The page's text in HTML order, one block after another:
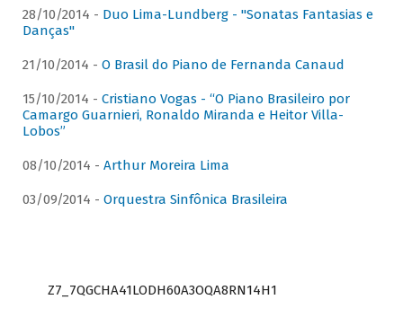
28/10/2014 - Duo Lima-Lundberg - "Sonatas Fantasias e
Danças"
21/10/2014 - O Brasil do Piano de Fernanda Canaud
15/10/2014 - Cristiano Vogas - “O Piano Brasileiro por
Camargo Guarnieri, Ronaldo Miranda e Heitor Villa-
Lobos”
08/10/2014 - Arthur Moreira Lima
03/09/2014 - Orquestra Sinfônica Brasileira
Z7_7QGCHA41LODH60A3OQA8RN14H1